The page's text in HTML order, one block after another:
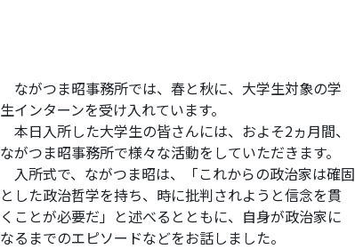
ながつま昭事務所では、春と秋に、大学生対象の学
生インターンを受け入れています。
本日入所した大学生の皆さんには、およそ2ヵ月間、
ながつま昭事務所で様々な活動をしていただきます。
入所式で、ながつま昭は、「これからの政治家は確固
とした政治哲学を持ち、時に批判されようと信念を貫
くことが必要だ」と述べるとともに、自身が政治家に
なるまでのエピソードなどをお話しました。